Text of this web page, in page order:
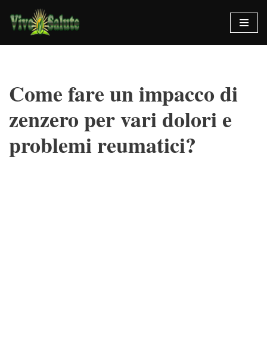
Vai
al
Come fare un impacco di
zenzero per vari dolori e
problemi reumatici?